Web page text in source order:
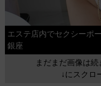
エステ店内でセクシーポ
銀座
まだまだ画像は続
↓にスクロ